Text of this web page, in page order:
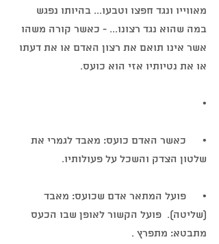
מאווייו ונגד חפצו וטבעו... בהיותו נפגש
במה שהוא נגד רצונו... - כאשר קורה משהו
אשר אינו תואם את רצון האדם או את דעתו
או את נטיותיו אזי הוא כועס.
•
•      כאשר האדם כועס: מאבד לגמרי את
שלטון הצדק והשכל על פעולותיו.
•      פועל המתאר אדם שכועס: מאבד
(שליטה).  פועל הקשור לאופן שבו הכעס
מתבטא: מתפרץ .